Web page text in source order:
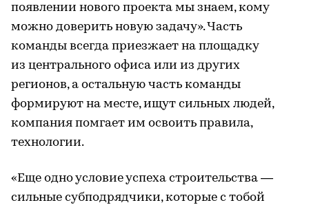
появлении нового проекта мы знаем, кому
можно доверить новую задачу». Часть
команды всегда приезжает на площадку
из центрального офиса или из других
регионов, а остальную часть команды
формируют на месте, ищут сильных людей,
компания помгает им освоить правила,
технологии.
«Еще одно условие успеха строительства —
сильные субподрядчики, которые с тобой